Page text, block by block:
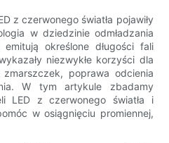
z czerwonego światła pojawiły
w dziedzinie odmładzania
określone długości fali
niezwykłe korzyści dla
poprawa odcienia
W tym artykule zbadamy
LED z czerwonego światła i
w osiągnięciu promiennej,